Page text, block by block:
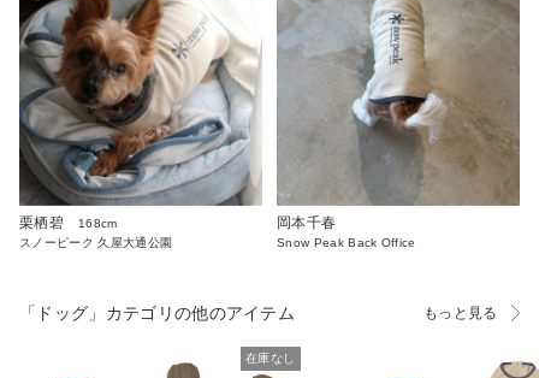
栗栖碧
168cm
スノーピーク 久屋大通公園
岡本千春
Snow Peak Back Office
「ドッグ」カテゴリの他のアイテム もっと見る
在庫なし